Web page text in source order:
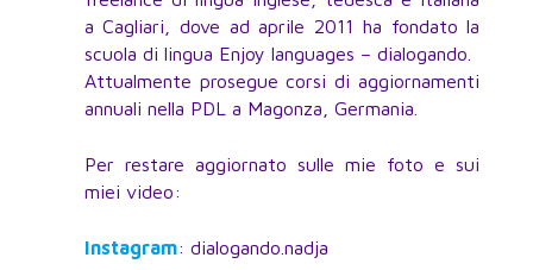
a Cagliari, dove ad aprile 2011 ha fondato la
scuola di lingua Enjoy languages – dialogando.
Attualmente prosegue corsi di aggiornamenti
annuali nella PDL a Magonza, Germania.
Per restare aggiornato sulle mie foto e sui
miei video:
Instagram: dialogando.nadja